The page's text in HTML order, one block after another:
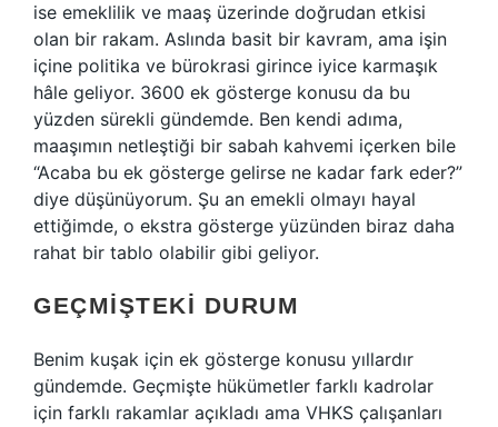
ise emeklilik ve maaş üzerinde doğrudan etkisi
olan bir rakam. Aslında basit bir kavram, ama işin
içine politika ve bürokrasi girince iyice karmaşık
hâle geliyor. 3600 ek gösterge konusu da bu
yüzden sürekli gündemde. Ben kendi adıma,
maaşımın netleştiği bir sabah kahvemi içerken bile
“Acaba bu ek gösterge gelirse ne kadar fark eder?”
diye düşünüyorum. Şu an emekli olmayı hayal
ettiğimde, o ekstra gösterge yüzünden biraz daha
rahat bir tablo olabilir gibi geliyor.
GEÇMIŞTEKI DURUM
Benim kuşak için ek gösterge konusu yıllardır
gündemde. Geçmişte hükümetler farklı kadrolar
için farklı rakamlar açıkladı ama VHKS çalışanları